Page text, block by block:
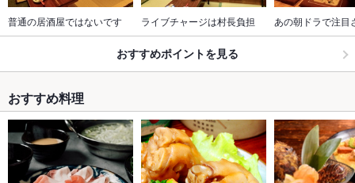
普通の居酒屋ではないです ライブチャージは村長負担 あの朝ドラで注
おすすめポイントを見る
おすすめ料理